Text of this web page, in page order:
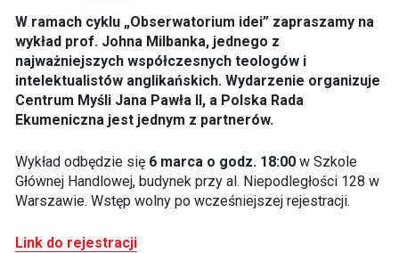
W ramach cyklu „Obserwatorium idei” zapraszamy na
wykład prof. Johna Milbanka, jednego z
najważniejszych współczesnych teologów i
intelektualistów anglikańskich. Wydarzenie organizuje
Centrum Myśli Jana Pawła II, a Polska Rada
Ekumeniczna jest jednym z partnerów.
Wykład odbędzie się 6 marca o godz. 18:00w Szkole
Głównej Handlowej, budynek przy al. Niepodległości 128 w
Warszawie. Wstęp wolny po wcześniejszej rejestracji.
Link do rejestracji